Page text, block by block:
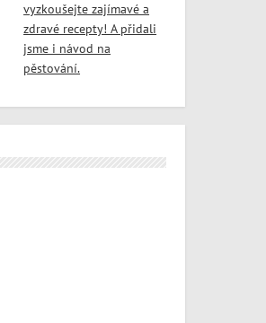
vyzkoušejte zajímavé a
zdravé recepty! A přidali
jsme i návod na
pěstování.